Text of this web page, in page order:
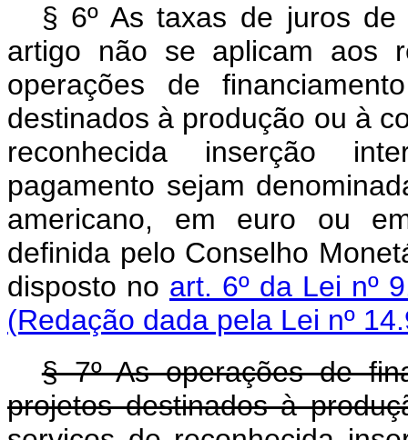
§ 6º As taxas de juros
artigo não se aplicam aos
operações de
destinados à produção ou à
reconhecida inserção
pagamento sejam
americano, em euro ou
definida pelo Conselho
disposto no art. 6º da Lei nº
(Redação dada pela Lei nº
§ 7º As operações de
projetos destinados à